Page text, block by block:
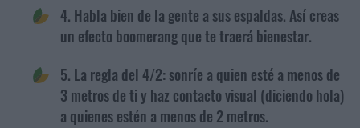
4. Habla bien de la gente a sus espaldas. Así creas
un efecto boomerang que te traerá bienestar.
5. La regla del 4/2: sonríe a quien esté a menos de
3 metros de ti y haz contacto visual (diciendo hola)
a quienes estén a menos de 2 metros.